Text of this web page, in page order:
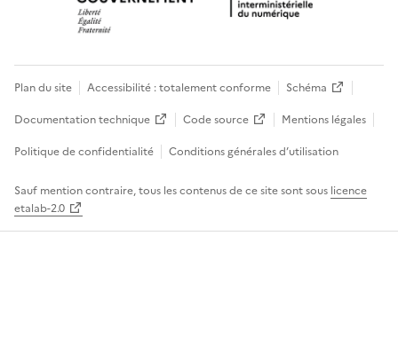
Plan du site Accessibilité : totalement conforme
Schéma
Documentation technique
Code source
Mentions légales
Politique de confidentialité
Conditions générales d’utilisation
Sauf mention contraire, tous les contenus de ce site sont sous licence
etalab-2.0